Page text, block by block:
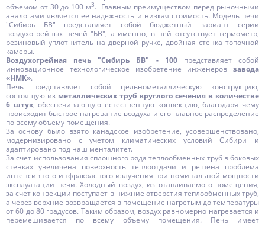
объемом от 30 до 100 м3. Главным преимуществом перед рыночными
аналогами является ее надежность и низкая стоимость. Модель печи
"Сибирь БВ" представляет собой бюджетный вариант серии
воздухогрейных печей "БВ", а именно, в ней отсутствует термометр,
резиновый уплотнитель на дверной ручке, двойная стенка топочной
камеры.
Воздухогрейная печь "Сибирь БВ" - 100представляет собой
инновационное технологическое изобретение инженеров завода
«НМК».
Печь представляет собой цельнометаллическую конструкцию,
состоящую из металлических труб круглого сечения в количестве
6 штук, обеспечивающую естественную конвекцию, благодаря чему
происходит быстрое нагревание воздуха и его плавное распределение
по всему объему помещения.
За основу было взято канадское изобретение, усовершенствовано,
модернизировано с учетом климатических условий Сибири и
адаптировано под наш менталитет.
За счет использования сплошного ряда теплообменных труб в боковых
стенках увеличена поверхность теплоотдачи и решена проблема
интенсивного инфракрасного излучения при номинальной мощности
эксплуатации печи. Холодный воздух, из отапливаемого помещения,
за счет конвекции поступает в нижние отверстия теплообменных труб,
а через верхние возвращается в помещение нагретым до температуры
от 60 до 80 градусов. Таким образом, воздух равномерно нагревается и
перемешивается по всему объему помещения. Печь имеет